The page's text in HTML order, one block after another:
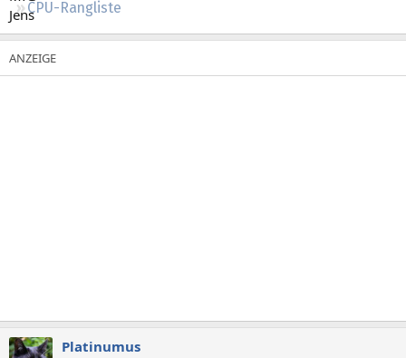
CPU-Rangliste
Jens
Platinumus